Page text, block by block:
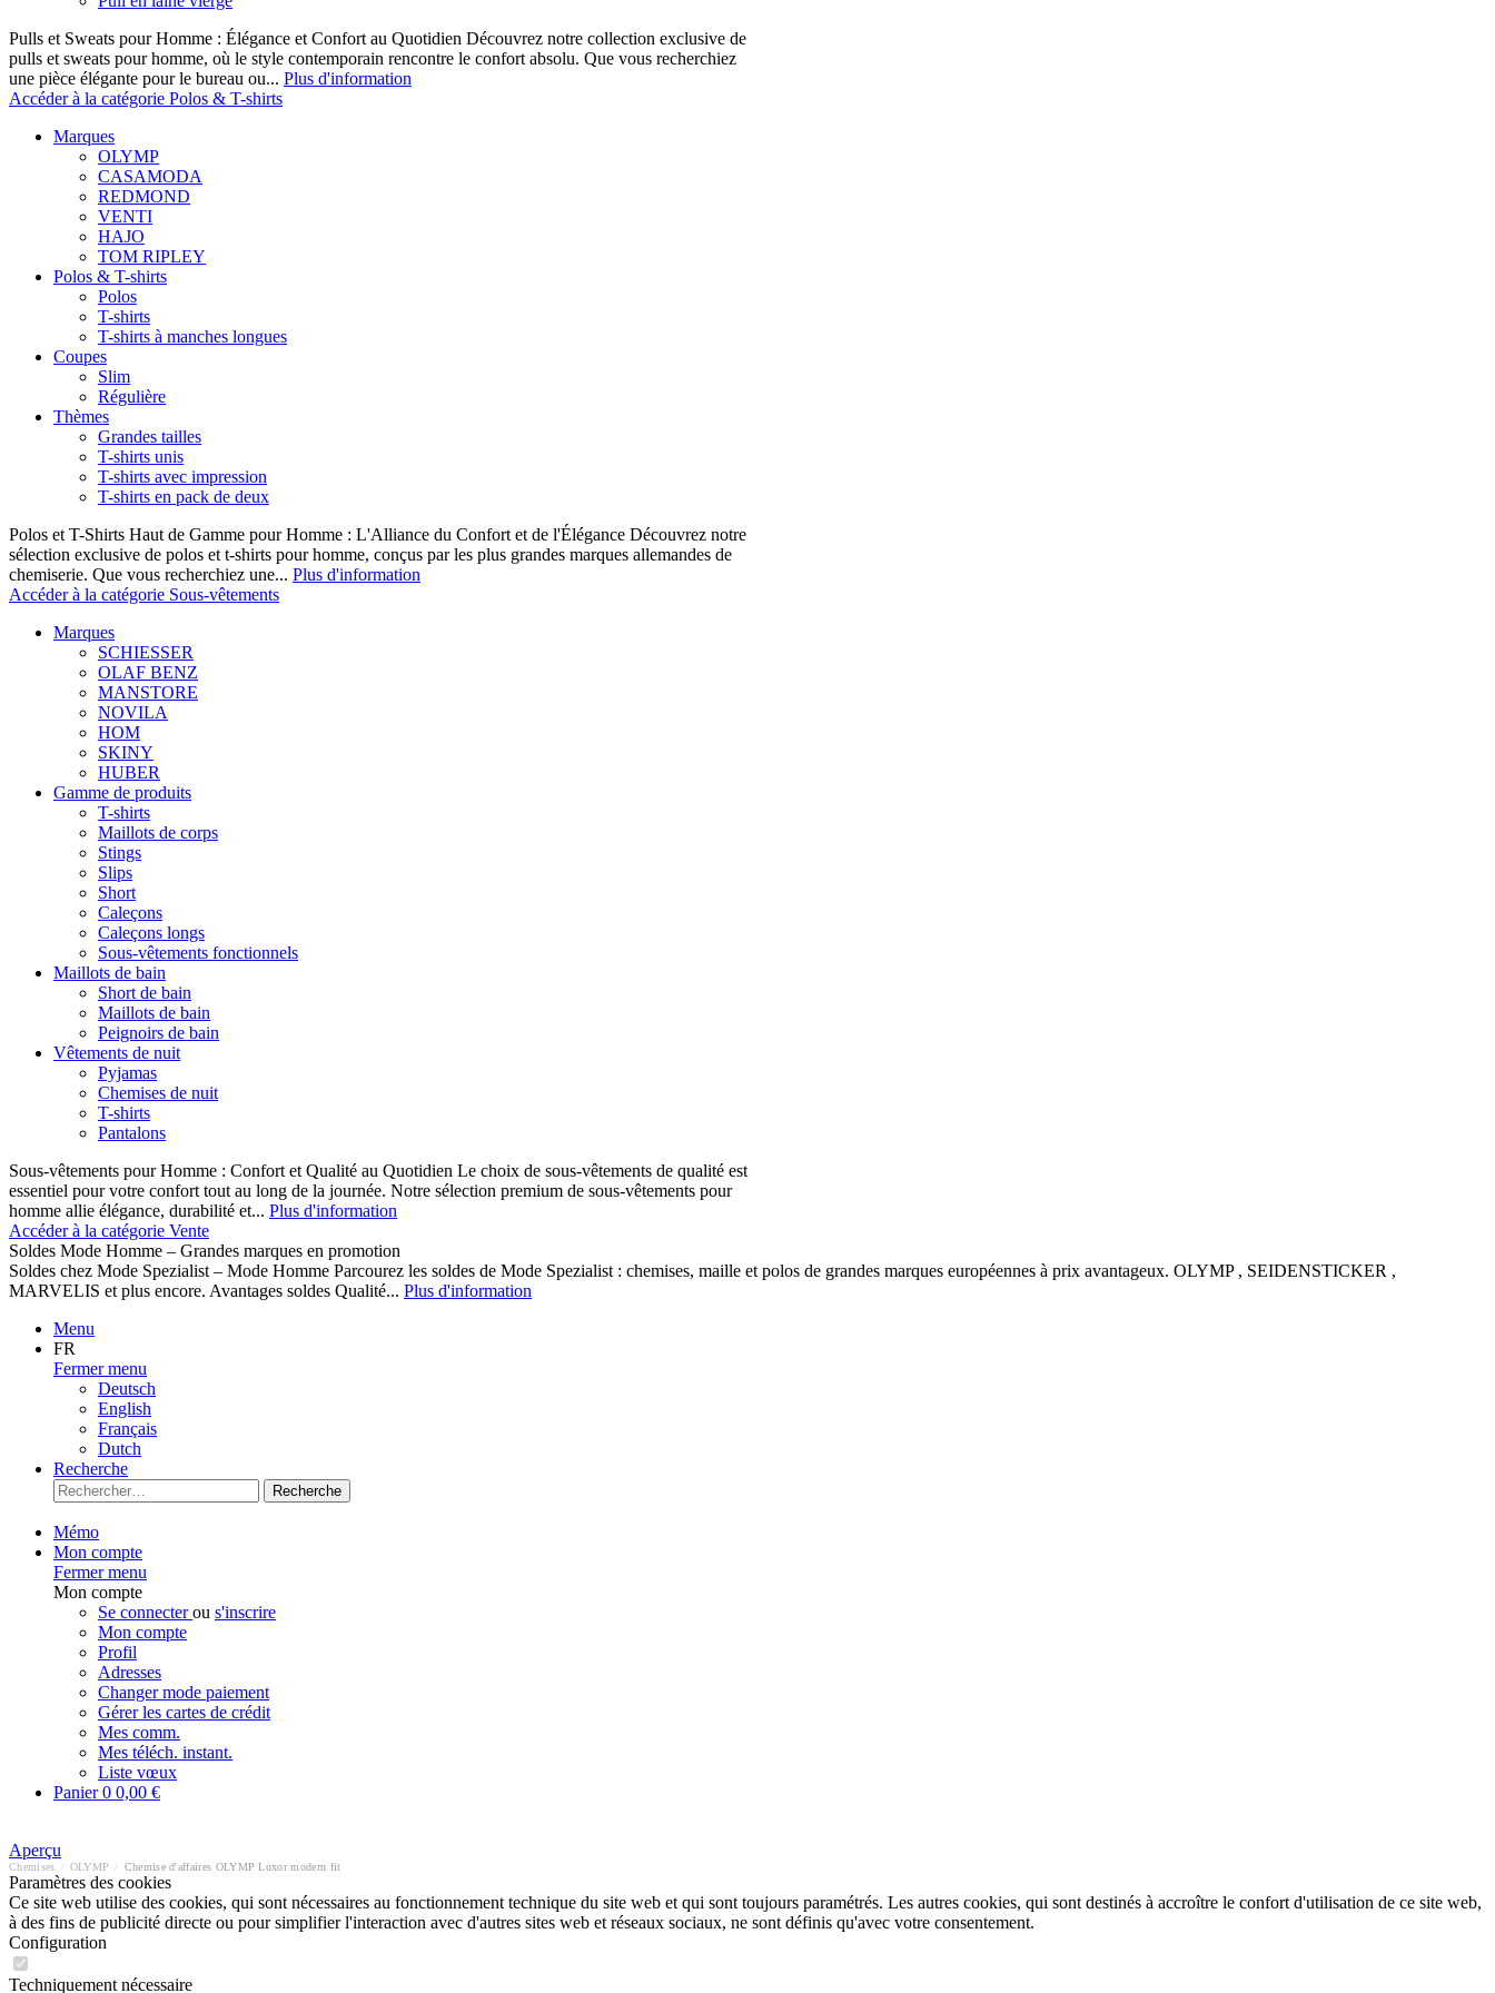
Pulls et Sweats pour Homme : Élégance et Confort au Quotidien Découvrez notre collection exclusive de
pulls et sweats pour homme, où le style contemporain rencontre le confort absolu. Que vous recherchiez
une pièce élégante pour le bureau ou... Plus d'information
Accéder à la catégorie Polos & T-shirts
Marques
OLYMP
CASAMODA
REDMOND
VENTI
HAJO
TOM RIPLEY
Polos & T-shirts
Polos
T-shirts
T-shirts à manches longues
Coupes
Slim
Régulière
Thèmes
Grandes tailles
T-shirts unis
T-shirts avec impression
T-shirts en pack de deux
Polos et T-Shirts Haut de Gamme pour Homme : L'Alliance du Confort et de l'Élégance Découvrez notre
sélection exclusive de polos et t-shirts pour homme, conçus par les plus grandes marques allemandes de
chemiserie. Que vous recherchiez une... Plus d'information
Accéder à la catégorie Sous-vêtements
Marques
SCHIESSER
OLAF BENZ
MANSTORE
NOVILA
HOM
SKINY
HUBER
Gamme de produits
T-shirts
Maillots de corps
Stings
Slips
Short
Caleçons
Caleçons longs
Sous-vêtements fonctionnels
Maillots de bain
Short de bain
Maillots de bain
Peignoirs de bain
Vêtements de nuit
Pyjamas
Chemises de nuit
T-shirts
Pantalons
Sous-vêtements pour Homme : Confort et Qualité au Quotidien Le choix de sous-vêtements de qualité est
essentiel pour votre confort tout au long de la journée. Notre sélection premium de sous-vêtements pour
homme allie élégance, durabilité et... Plus d'information
Accéder à la catégorie Vente
Soldes Mode Homme – Grandes marques en promotion
Soldes chez Mode Spezialist – Mode Homme Parcourez les soldes de Mode Spezialist : chemises, maille et polos de grandes marques européennes à prix avantageux. OLYMP , SEIDENSTICKER ,
MARVELIS et plus encore. Avantages soldes Qualité... Plus d'information
Menu
FR
Fermer menu
Deutsch
English
Français
Dutch
Recherche
Recherche
Mémo
Mon compte
Fermer menu
Mon compte
Se connecterou s'inscrire
Mon compte
Profil
Adresses
Changer mode paiement
Gérer les cartes de crédit
Mes comm.
Mes téléch. instant.
Liste vœux
Panier0 0,00 €
Aperçu
Chemises OLYMP Chemise d'affaires OLYMP Luxor modern fit
Paramètres des cookies
Ce site web utilise des cookies, qui sont nécessaires au fonctionnement technique du site web et qui sont toujours paramétrés. Les autres cookies, qui sont destinés à accroître le confort d'utilisation de ce site web,
à des fins de publicité directe ou pour simplifier l'interaction avec d'autres sites web et réseaux sociaux, ne sont définis qu'avec votre consentement.
Configuration
Techniquement nécessaire